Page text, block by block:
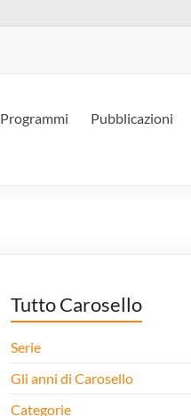
Programmi Pubblicazioni
Tutto Carosello
Serie
Gli anni di Carosello
Categorie